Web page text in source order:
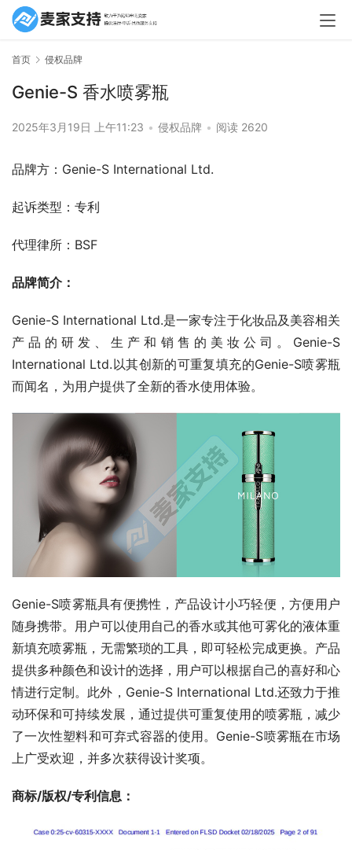
首页 侵权品牌
Genie-S 香水喷雾瓶
2025年3月19日 上午11:23 • 侵权品牌 • 阅读 2620
品牌方：Genie-S International Ltd.
起诉类型：专利
代理律所：BSF
品牌简介：
Genie-S International Ltd.是一家专注于化妆品及美容相关
产品的研发、生产和销售的美妆公司。Genie-S
International Ltd.以其创新的可重复填充的Genie-S喷雾瓶
而闻名，为用户提供了全新的香水使用体验。
Genie-S喷雾瓶具有便携性，产品设计小巧轻便，方便用户
随身携带。用户可以使用自己的香水或其他可雾化的液体重
新填充喷雾瓶，无需繁琐的工具，即可轻松完成更换。产品
提供多种颜色和设计的选择，用户可以根据自己的喜好和心
情进行定制。此外，Genie-S International Ltd.还致力于推
动环保和可持续发展，通过提供可重复使用的喷雾瓶，减少
了一次性塑料和可弃式容器的使用。Genie-S喷雾瓶在市场
上广受欢迎，并多次获得设计奖项。
商标/版权/专利信息：